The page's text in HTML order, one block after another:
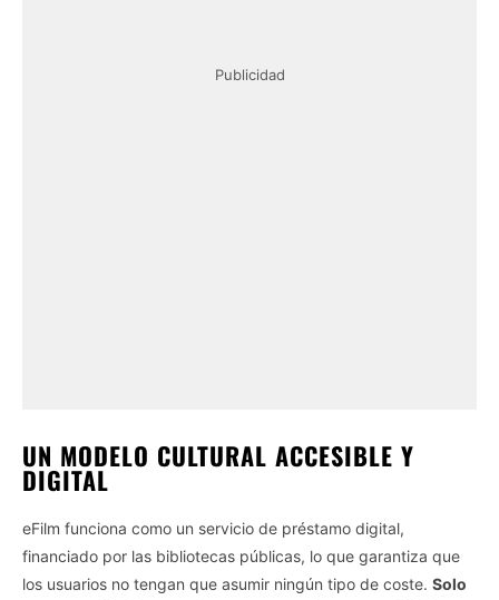
Publicidad
UN MODELO CULTURAL ACCESIBLE Y
DIGITAL
eFilm funciona como un servicio de préstamo digital,
financiado por las bibliotecas públicas, lo que garantiza que
los usuarios no tengan que asumir ningún tipo de coste. Solo